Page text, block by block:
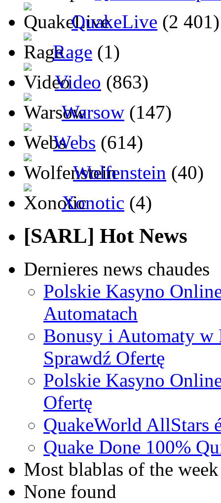
QuakeLive (2 401)
Rage (1)
Video (863)
Warsow (147)
Webs (614)
Wolfenstein (40)
Xonotic (4)
[SARL] Hot News
Dernieres news chaudes
Polskie Kasyno
Automatach
Bonusy i Automaty w
Sprawdź Ofertę
Polskie Kasyno
Ofertę
QuakeWorld AllStars
Quake Done 100%
Most blablas of the week
None found